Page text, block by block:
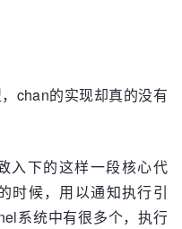
chan的实现却真的没有
入下的这样一段核心代
时候，用以通知执行引
系统中有很多个，执行